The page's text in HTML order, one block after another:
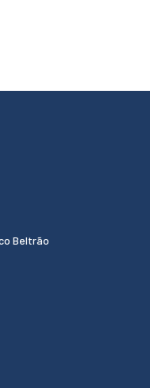
Beltrão